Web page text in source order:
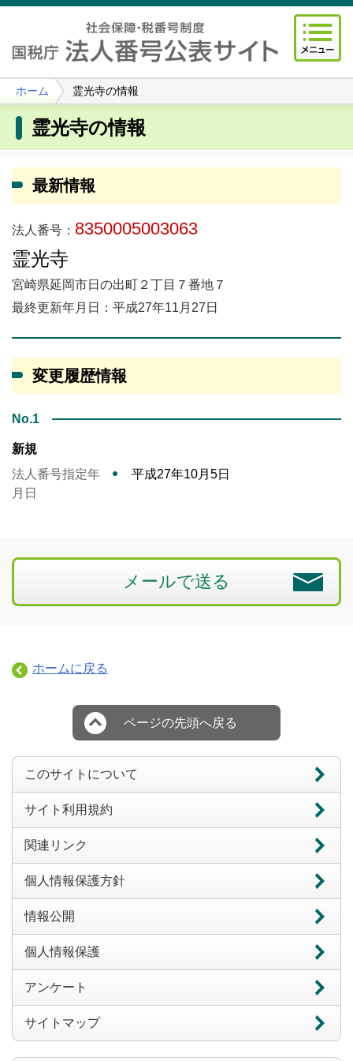
ホーム 霊光寺の情報
霊光寺の情報
最新情報
法人番号： 8350005003063
霊光寺
宮崎県延岡市日の出町２丁目７番地７
最終更新年月日：平成27年11月27日
変更履歴情報
No.1
新規
法人番号指定年
月日
平成27年10月5日
メールで送る
ホームに戻る
ページの先頭へ戻る
このサイトについて
サイト利用規約
関連リンク
個人情報保護方針
情報公開
個人情報保護
アンケート
サイトマップ